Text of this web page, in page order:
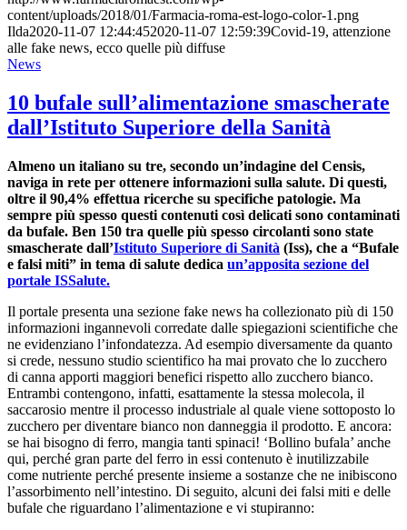
content/uploads/2018/01/Farmacia-roma-est-logo-color-1.png
Ilda2020-11-07 12:44:452020-11-07 12:59:39Covid-19, attenzione
alle fake news, ecco quelle più diffuse
News
10 bufale sull’alimentazione smascherate
dall’Istituto Superiore della Sanità
Almeno un italiano su tre, secondo un’indagine del Censis,
naviga in rete per ottenere informazioni sulla salute. Di questi,
oltre il 90,4% effettua ricerche su specifiche patologie. Ma
sempre più spesso questi contenuti così delicati sono contaminati
da bufale. Ben 150 tra quelle più spesso circolanti sono state
smascherate dall’Istituto Superiore di Sanità (Iss), che a “Bufale
e falsi miti” in tema di salute dedica un’apposita sezione del
portale ISSalute.
Il portale presenta una sezione fake news ha collezionato più di 150
informazioni ingannevoli corredate dalle spiegazioni scientifiche che
ne evidenziano l’infondatezza. Ad esempio diversamente da quanto
si crede, nessuno studio scientifico ha mai provato che lo zucchero
di canna apporti maggiori benefici rispetto allo zucchero bianco.
Entrambi contengono, infatti, esattamente la stessa molecola, il
saccarosio mentre il processo industriale al quale viene sottoposto lo
zucchero per diventare bianco non danneggia il prodotto. E ancora:
se hai bisogno di ferro, mangia tanti spinaci! ‘Bollino bufala’ anche
qui, perché gran parte del ferro in essi contenuto è inutilizzabile
come nutriente perché presente insieme a sostanze che ne inibiscono
l’assorbimento nell’intestino. Di seguito, alcuni dei falsi miti e delle
bufale che riguardano l’alimentazione e vi stupiranno: